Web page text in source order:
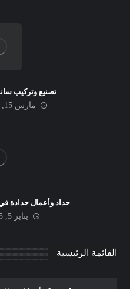
تصنيع وتركيب
مارس 15, 2025
حداد وأعمال حدادة في
يناير 5, 2025
القائمة الرئيسية